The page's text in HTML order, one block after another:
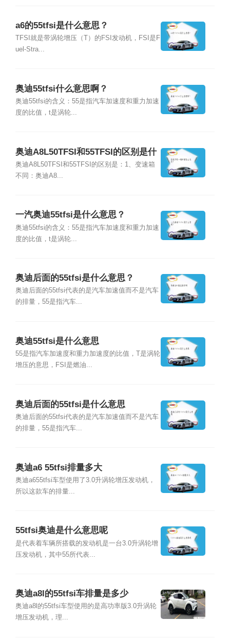
a6的55tfsi是什么意思？
TFSI就是带涡轮增压（T）的FSI发动机，FSI是F
uel-Stra...
奥迪55tfsi什么意思啊？
奥迪55tfsi的含义：55是指汽车加速度和重力加速
度的比值，t是涡轮...
奥迪A8L50TFSI和55TFSI的区别是什
么？
奥迪A8L50TFSI和55TFSI的区别是：1、变速箱
不同：奥迪A8...
一汽奥迪55tfsi是什么意思？
奥迪55tfsi的含义：55是指汽车加速度和重力加速
度的比值，t是涡轮...
奥迪后面的55tfsi是什么意思？
奥迪后面的55tfsi代表的是汽车加速值而不是汽车
的排量，55是指汽车...
奥迪55tfsi是什么意思
55是指汽车加速度和重力加速度的比值，T是涡轮
增压的意思，FSI是燃油...
奥迪后面的55tfsi是什么意思
奥迪后面的55tfsi代表的是汽车加速值而不是汽车
的排量，55是指汽车...
奥迪a6 55tfsi排量多大
奥迪a655tfsi车型使用了3.0升涡轮增压发动机，
所以这款车的排量...
55tfsi奥迪是什么意思呢
是代表着车辆所搭载的发动机是一台3.0升涡轮增
压发动机，其中55所代表...
奥迪a8l的55tfsi车排量是多少
奥迪a8l的55tfsi车型使用的是高功率版3.0升涡轮
增压发动机，理...